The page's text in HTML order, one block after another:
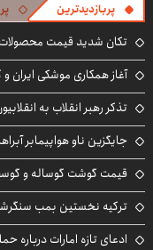
پربازدیدترین
تکان شدید قیمت محصولات
آغاز همکاری موشکی ایران
تذکر رهبر انقلاب به
جایگزین ناو هواپیمابر
قیمت گوشت گوساله و گوسفند امروز
ترکیه نخستین بمب
ادعای تازه امارات درباره